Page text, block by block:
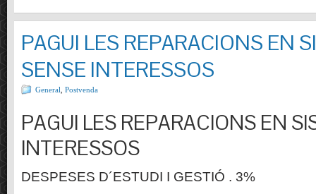
PAGUI LES REPARACIONS EN
SENSE INTERESSOS
General Postvenda
PAGUI LES REPARACIONS EN
INTERESSOS
DESPESES D´ESTUDI I GESTIÓ . 3%